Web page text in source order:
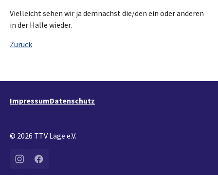
Vielleicht sehen wir ja demnächst die/den ein oder anderen
in der Halle wieder.
Zurück
ImpressumDatenschutz
© 2026 TTV Lage e.V.
InstagramFacebook